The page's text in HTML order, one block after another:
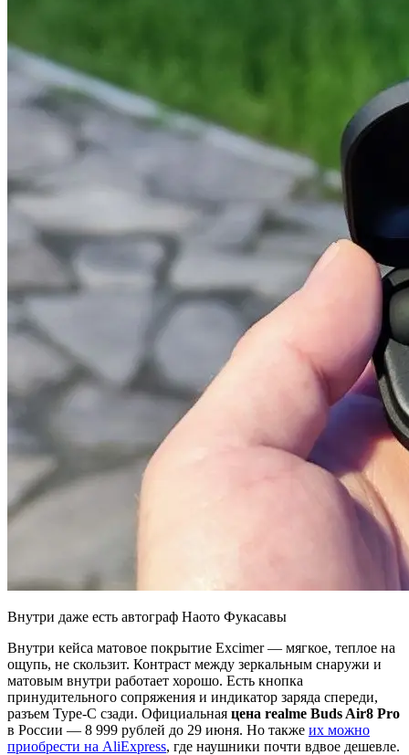
Внутри даже есть автограф Наото Фукасавы
Внутри кейса матовое покрытие Excimer — мягкое, теплое на
ощупь, не скользит. Контраст между зеркальным снаружи и
матовым внутри работает хорошо. Есть кнопка
принудительного сопряжения и индикатор заряда спереди,
разъем Type-C сзади. Официальная цена realme Buds Air8 Pro
в России — 8 999 рублей до 29 июня. Но также их можно
приобрести на AliExpress, где наушники почти вдвое дешевле.